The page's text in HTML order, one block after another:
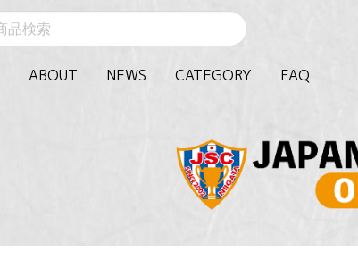
ABOUT NEWS CATEGORY FAQ